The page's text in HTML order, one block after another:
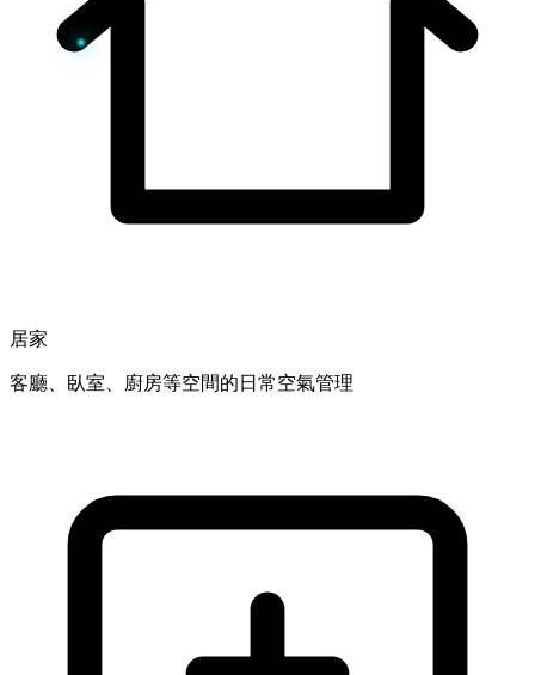
居家
客廳、臥室、廚房等空間的日常空氣管理